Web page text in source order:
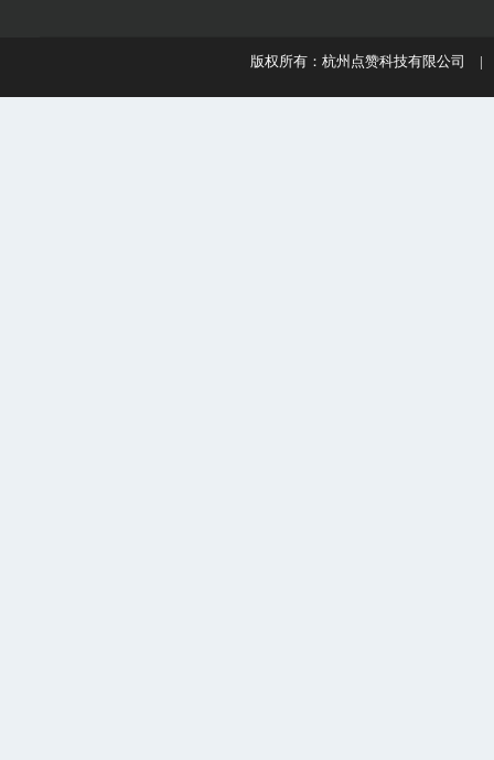
版权所有：杭州点赞科技有限公司